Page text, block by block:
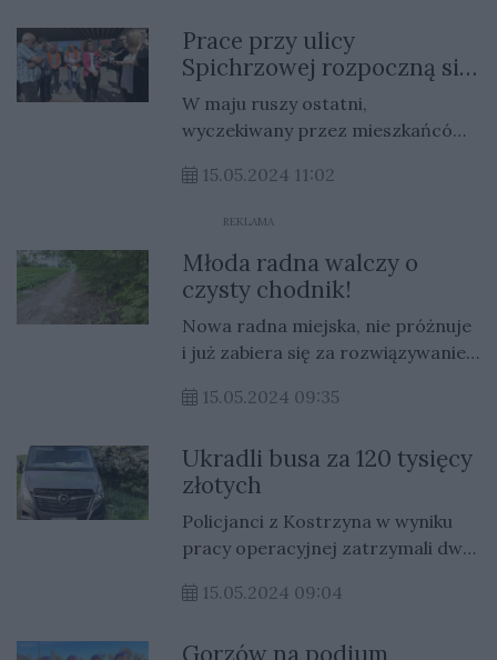
pomieszczenia przyszłej Poradni
Psychologiczno-Pedagogicznej.
Prace przy ulicy
Spichrzowej rozpoczną się
za kilka dni
W maju ruszy ostatni,
wyczekiwany przez mieszkańców
Spichrzowej.
15.05.2024 11:02
REKLAMA
Młoda radna walczy o
czysty chodnik!
Nowa radna miejska, nie próżnuje
i już zabiera się za rozwiązywanie
Gorzowa.
15.05.2024 09:35
Ukradli busa za 120 tysięcy
złotych
Policjanci z Kostrzyna w wyniku
pracy operacyjnej zatrzymali dwie
kradzieży pojazdu.
15.05.2024 09:04
Gorzów na podium